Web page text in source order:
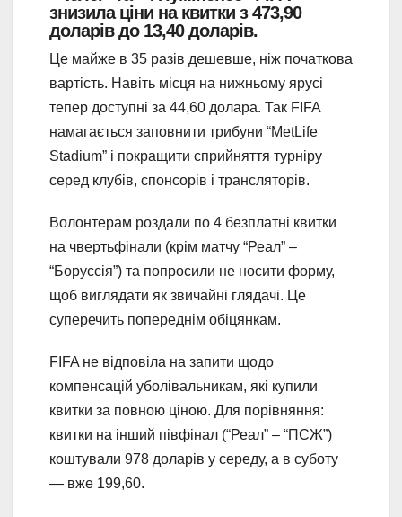
знизила ціни на квитки з 473,90
доларів до 13,40 доларів.
Це майже в 35 разів дешевше, ніж початкова
вартість. Навіть місця на нижньому ярусі
тепер доступні за 44,60 долара. Так FIFA
намагається заповнити трибуни “MetLife
Stadium” і покращити сприйняття турніру
серед клубів, спонсорів і трансляторів.
Волонтерам роздали по 4 безплатні квитки
на чвертьфінали (крім матчу “Реал” –
“Боруссія”) та попросили не носити форму,
щоб виглядати як звичайні глядачі. Це
суперечить попереднім обіцянкам.
FIFA не відповіла на запити щодо
компенсацій уболівальникам, які купили
квитки за повною ціною. Для порівняння:
квитки на інший півфінал (“Реал” – “ПСЖ”)
коштували 978 доларів у середу, а в суботу
— вже 199,60.